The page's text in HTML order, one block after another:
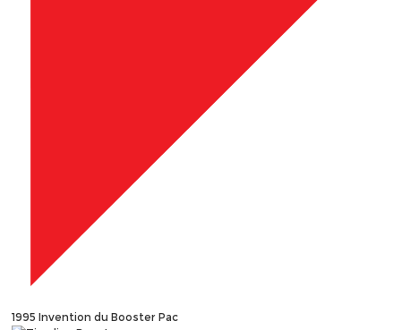
1995Invention du Booster Pac